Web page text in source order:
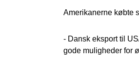
Amerikanerne købte
- Dansk eksport til
gode muligheder for